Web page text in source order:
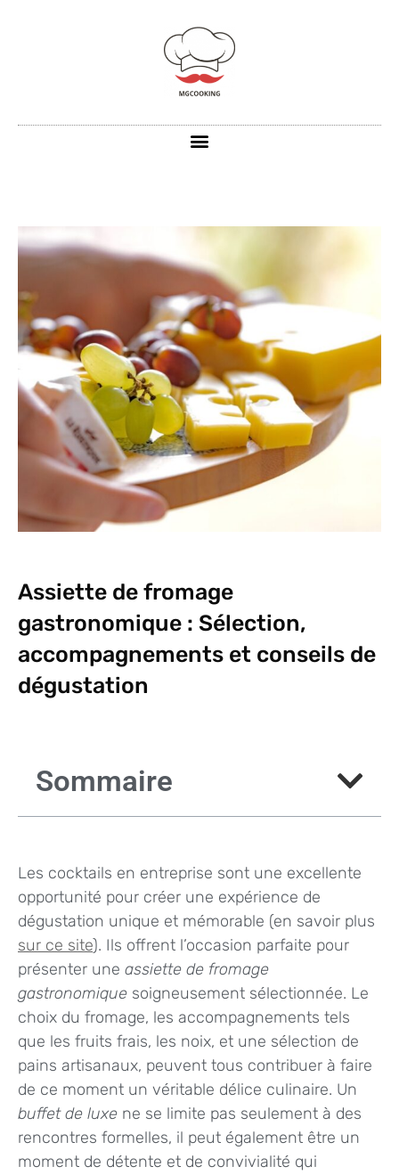
Assiette de fromage
gastronomique : Sélection,
accompagnements et conseils de
dégustation
Sommaire
Les cocktails en entreprise sont une excellente
opportunité pour créer une expérience de
dégustation unique et mémorable (en savoir plus
sur ce site). Ils offrent l’occasion parfaite pour
présenter une assiette de fromage
gastronomique soigneusement sélectionnée. Le
choix du fromage, les accompagnements tels
que les fruits frais, les noix, et une sélection de
pains artisanaux, peuvent tous contribuer à faire
de ce moment un véritable délice culinaire. Un
buffet de luxe ne se limite pas seulement à des
rencontres formelles, il peut également être un
moment de détente et de convivialité qui